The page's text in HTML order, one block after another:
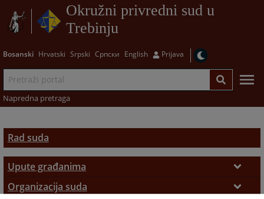
Okružni privredni sud u
Trebinju
Bosanski Hrvatski Srpski Српски English Prijava
Napredna pretraga
Rad suda
Upute građanima
Radno vrijeme
Organizacija suda